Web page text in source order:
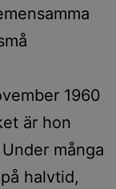
1960
är hon
många
halvtid,